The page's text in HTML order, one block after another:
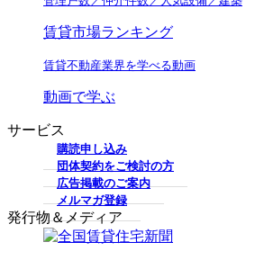
賃貸市場ランキング
賃貸不動産業界を学べる動画
動画で学ぶ
サービス
購読申し込み
団体契約をご検討の方
広告掲載のご案内
メルマガ登録
発行物＆メディア